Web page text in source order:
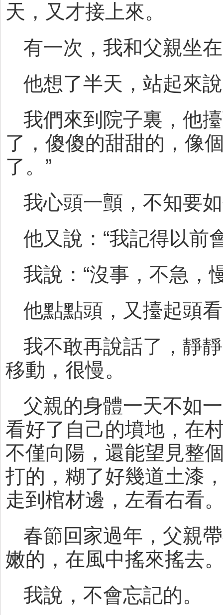
天，又才接上來。
有一次，我和父親坐
他想了半天，站起來
我們來到院子裏，他
了，傻傻的甜甜的，像
了。”
我心頭一顫，不知要
他又說：“我記得以
我說：“沒事，不急，
他點點頭，又擡起頭
我不敢再說話了，靜
移動，很慢。
父親的身體一天不如
看好了自己的墳地，在
不僅向陽，還能望見整
打的，糊了好幾道土漆
走到棺材邊，左看右看
春節回家過年，父親
嫩的，在風中搖來搖去
我說，不會忘記的。